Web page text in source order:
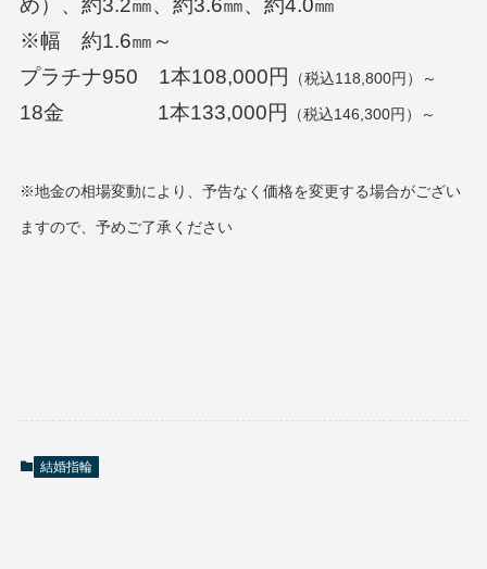
め）、約3.2㎜、約3.6㎜、約4.0㎜
※幅 約1.6㎜～
プラチナ950 1本108,000円
（税込118,800円）～
18金 1本133,000円 （税込146,300円）～
※地金の相場変動により、予告なく価格を変更する場合がござい
ますので、予めご了承ください
結婚指輪